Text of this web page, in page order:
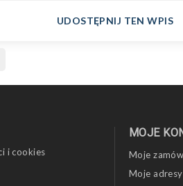
UDOSTĘPNIJ TEN WPIS
i cookies
MOJE
Moje
Moje adresy